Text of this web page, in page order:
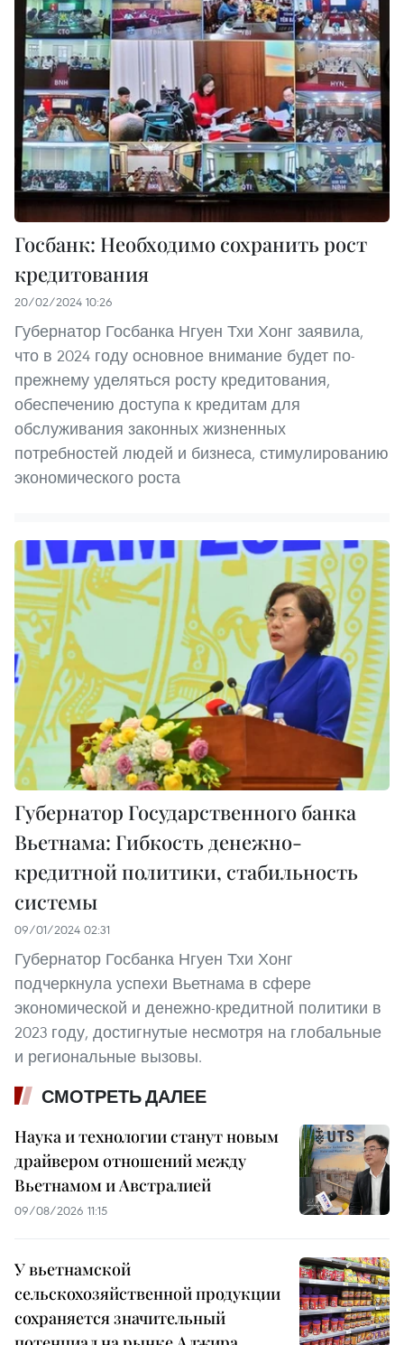
Госбанк: Необходимо сохранить рост
кредитования
20/02/2024 10:26
Губернатор Госбанка Нгуен Тхи Хонг заявила,
что в 2024 году основное внимание будет по-
прежнему уделяться росту кредитования,
обеспечению доступа к кредитам для
обслуживания законных жизненных
потребностей людей и бизнеса, стимулированию
экономического роста
Губернатор Государственного банка
Вьетнама: Гибкость денежно-
кредитной политики, стабильность
системы
09/01/2024 02:31
Губернатор Госбанка Нгуен Тхи Хонг
подчеркнула успехи Вьетнама в сфере
экономической и денежно-кредитной политики в
2023 году, достигнутые несмотря на глобальные
и региональные вызовы.
СМОТРЕТЬ ДАЛЕЕ
Наука и технологии станут новым
драйвером отношений между
Вьетнамом и Австралией
09/08/2026 11:15
У вьетнамской
сельскохозяйственной продукции
сохраняется значительный